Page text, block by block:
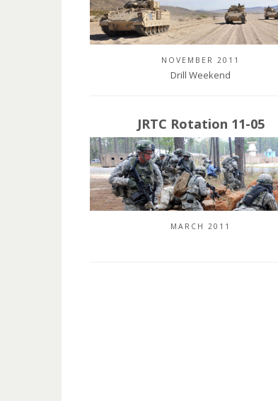
NOVEMBER 2011
Drill Weekend
JRTC Rotation 11-05
MARCH 2011